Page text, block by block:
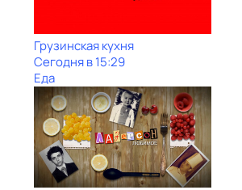
Грузинская кухня
Сегодня в 15:29
Еда